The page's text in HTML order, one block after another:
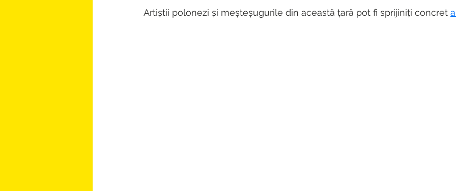
Artiștii polonezi și meșteșugurile din această țară pot fi sprijiniți concret